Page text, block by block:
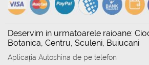
Deservim in urmatoarele raioane:
Botanica, Centru, Sculeni, Buiucani
Aplicația Autoshina de pe telefon